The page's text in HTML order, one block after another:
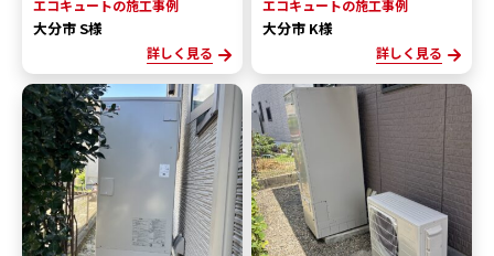
エコキュートの施工事例
大分市 S様
詳しく見る
エコキュートの施工事例
大分市 K様
詳しく見る